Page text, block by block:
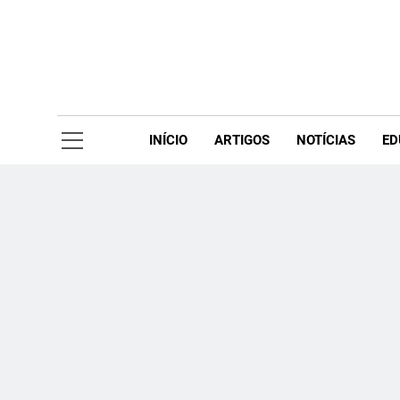
INÍCIO ARTIGOS NOTÍCIAS